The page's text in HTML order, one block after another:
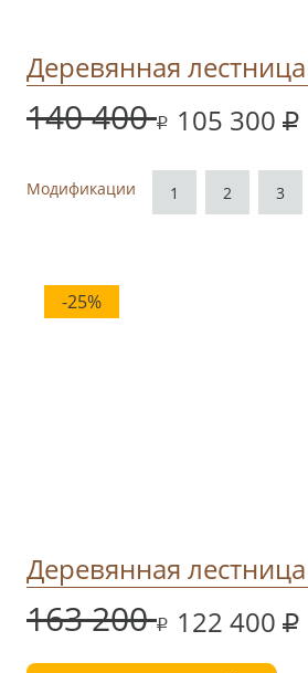
Деревянная
140 400 105 300
Модификации 1 2 3
-25%
Деревянная
163 200 122 400